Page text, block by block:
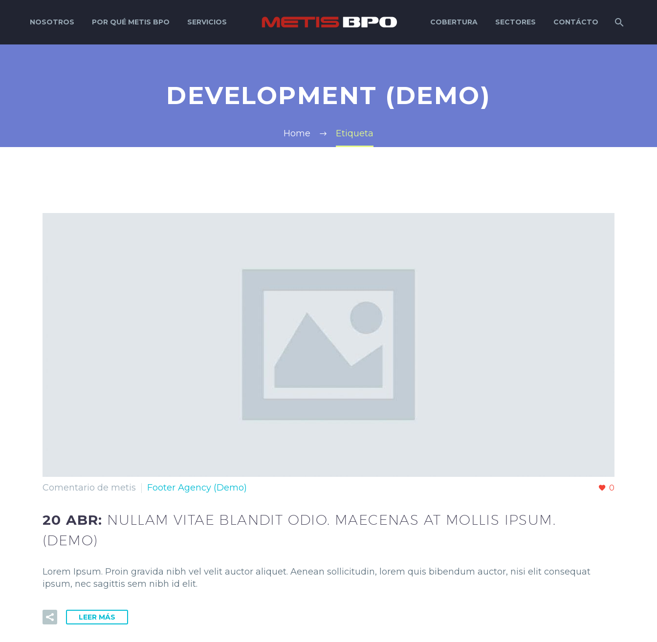
NOSOTROS POR QUÉ METIS BPO SERVICIOS COBERTURA SECTORES CONTÁCTO
DEVELOPMENT (DEMO)
Home Etiqueta
0
Comentario de metis Footer Agency (Demo)
20 ABR: NULLAM VITAE BLANDIT ODIO. MAECENAS AT MOLLIS IPSUM.
(DEMO)
Lorem Ipsum. Proin gravida nibh vel velit auctor aliquet. Aenean sollicitudin, lorem quis bibendum auctor, nisi elit consequat
ipsum, nec sagittis sem nibh id elit.
LEER MÁS